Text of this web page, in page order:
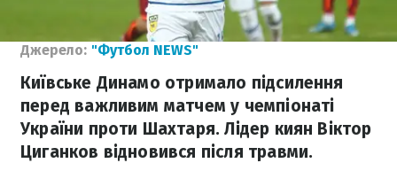
Джерело: "Футбол NEWS"
Київське Динамо отримало підсилення
перед важливим матчем у чемпіонаті
України проти Шахтаря. Лідер киян Віктор
Циганков відновився після травми.